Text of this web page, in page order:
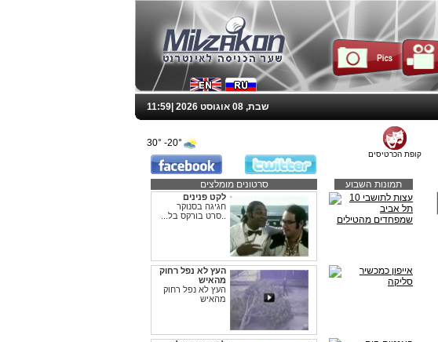
סרטונים מומלצים
לקט פנינים
חגיגה בסנוקר
..סרט בורקס בל...
העץ לא נפל רחוק
מהאיש
העץ לא נפל רחוק
מהאיש
תמונות השבוע
11:59 שבת, 08 אוגוסט 2026 |
20°- 30°
קופת הכרטיסים